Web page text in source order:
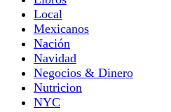
Local
Mexicanos
Nación
Navidad
Negocios & Dinero
Nutricion
NYC